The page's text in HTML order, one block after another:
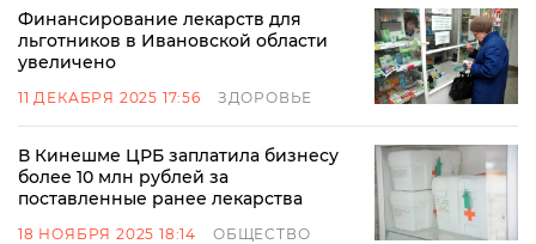
Финансирование лекарств для
льготников в Ивановской области
увеличено
11 ДЕКАБРЯ 2025 17:56 ЗДОРОВЬЕ
В Кинешме ЦРБ заплатила бизнесу
более 10 млн рублей за
поставленные ранее лекарства
18 НОЯБРЯ 2025 18:14 ОБЩЕСТВО